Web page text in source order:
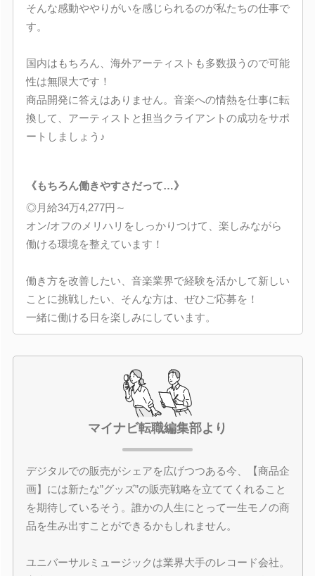
そんな感動ややりがいを感じられるのが私たちの仕事で
す。
国内はもちろん、海外アーティストも多数扱うので可能
性は無限大です！
商品開発に答えはありません。音楽への情熱を仕事に転
換して、アーティストと担当クライアントの成功をサポ
ートしましょう♪
《もちろん働きやすさだって…》
◎月給34万4,277円～
オン/オフのメリハリをしっかりつけて、楽しみながら
働ける環境を整えています！
働き方を改善したい、音楽業界で経験を活かして新しい
ことに挑戦したい、そんな方は、ぜひご応募を！
一緒に働ける日を楽しみにしています。
マイナビ転職編集部より
デジタルでの販売がシェアを広げつつある今、【商品企
画】には新たな”グッズ”の販売戦略を立ててくれること
を期待しているそう。誰かの人生にとって一生モノの商
品を生み出すことができるかもしれません。
ユニバーサルミュージックは業界大手のレコード会社。